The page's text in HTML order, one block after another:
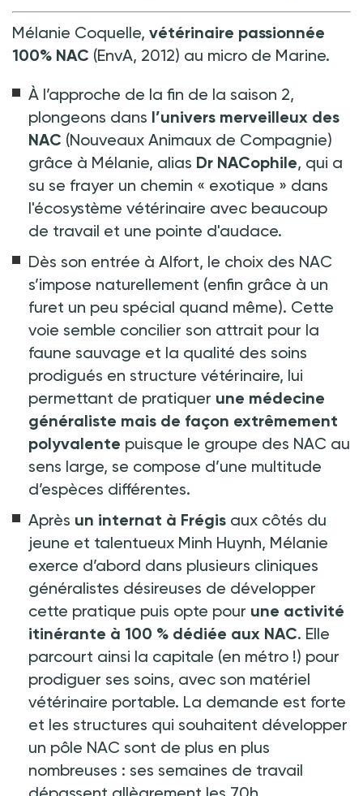
Mélanie Coquelle, vétérinaire passionnée
100% NAC (EnvA, 2012) au micro de Marine.
À l’approche de la fin de la saison 2,
plongeons dans l’univers merveilleux des
NAC (Nouveaux Animaux de Compagnie)
grâce à Mélanie, alias Dr NACophile, qui a
su se frayer un chemin « exotique » dans
l'écosystème vétérinaire avec beaucoup
de travail et une pointe d'audace.
Dès son entrée à Alfort, le choix des NAC
s’impose naturellement (enfin grâce à un
furet un peu spécial quand même). Cette
voie semble concilier son attrait pour la
faune sauvage et la qualité des soins
prodigués en structure vétérinaire, lui
permettant de pratiquer une médecine
généraliste mais de façon extrêmement
polyvalente puisque le groupe des NAC au
sens large, se compose d’une multitude
d’espèces différentes.
Après un internat à Frégis aux côtés du
jeune et talentueux Minh Huynh, Mélanie
exerce d’abord dans plusieurs cliniques
généralistes désireuses de développer
cette pratique puis opte pour une activité
itinérante à 100 % dédiée aux NAC. Elle
parcourt ainsi la capitale (en métro !) pour
prodiguer ses soins, avec son matériel
vétérinaire portable. La demande est forte
et les structures qui souhaitent développer
un pôle NAC sont de plus en plus
nombreuses : ses semaines de travail